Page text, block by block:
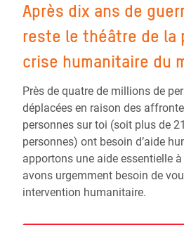
Après dix ans de
reste le théâtre de la
crise humanitaire du
Près de quatre de millions de
déplacées en raison des
personnes sur toi (soit plus de
personnes) ont besoin d’aide
apportons une aide essentielle
avons urgemment besoin de
intervention humanitaire.